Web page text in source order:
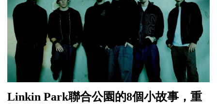
Linkin Park聯合公園的8個小故事，重